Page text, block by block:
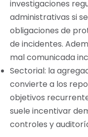
investigaciones
administrativas si
obligaciones de
de incidentes.
mal comunicada
Sectorial: la
convierte a los
objetivos
suele incentivar
controles y